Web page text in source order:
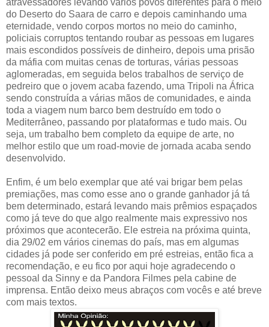
atravessadores levando vários povos diferentes para o meio
do Deserto do Saara de carro e depois caminhando uma
eternidade, vendo corpos mortos no meio do caminho,
policiais corruptos tentando roubar as pessoas em lugares
mais escondidos possíveis de dinheiro, depois uma prisão
da máfia com muitas cenas de torturas, várias pessoas
aglomeradas, em seguida belos trabalhos de serviço de
pedreiro que o jovem acaba fazendo, uma Tripoli na África
sendo construída a várias mãos de comunidades, e ainda
toda a viagem num barco bem destruído em todo o
Mediterrâneo, passando por plataformas e tudo mais. Ou
seja, um trabalho bem completo da equipe de arte, no
melhor estilo que um road-movie de jornada acaba sendo
desenvolvido.
Enfim, é um belo exemplar que até vai brigar bem pelas
premiações, mas como esse ano o grande ganhador já tá
bem determinado, estará levando mais prêmios espaçados
como já teve do que algo realmente mais expressivo nos
próximos que acontecerão. Ele estreia na próxima quinta,
dia 29/02 em vários cinemas do país, mas em algumas
cidades já pode ser conferido em pré estreias, então fica a
recomendação, e eu fico por aqui hoje agradecendo o
pessoal da Sinny e da Pandora Filmes pela cabine de
imprensa. Então deixo meus abraços com vocês e até breve
com mais textos.